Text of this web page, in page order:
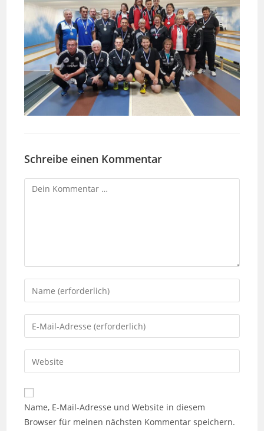
Schreibe einen Kommentar
Kommentar
Gib
deinen
Namen
oder
zum
Kommentieren
ein
Gib
deine
E-
Mail-
zum
Kommentieren
ein
Gib
deine
Website-
URL
Name, E-Mail-Adresse und Website in diesem
Browser für meinen nächsten Kommentar speichern.